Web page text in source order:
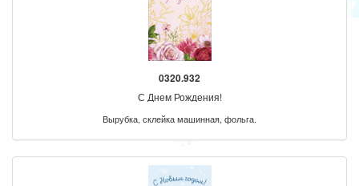
0320.932
С Днем Рождения!
Вырубка, склейка машинная, фольга.